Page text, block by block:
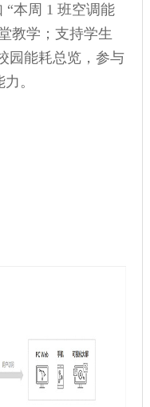
“本周 1 班空调能
教学；支持学生
园能耗总览，参与
。